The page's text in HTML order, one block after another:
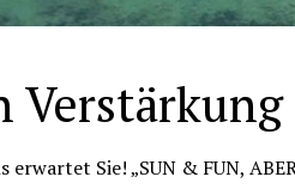
Verstärkung
Sie! „SUN & FUN,